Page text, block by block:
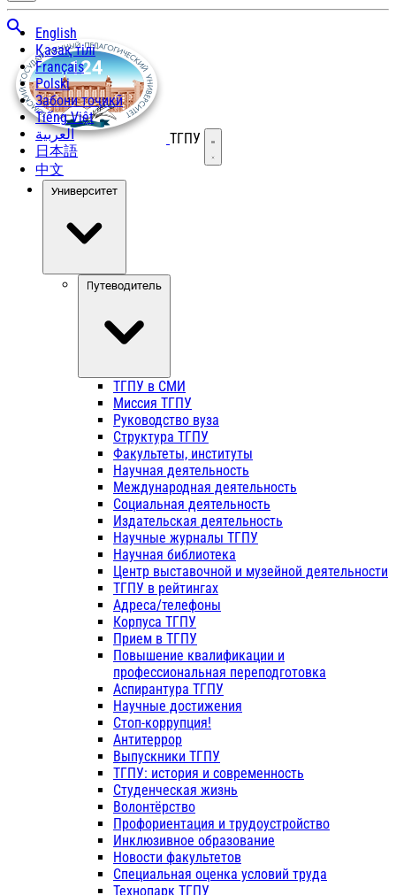
English
Қазақ тілі
Français
Polski
Забони тоҷикӣ
Tiếng Việt
العربية
日本語
中文
ТГПУ Открыть меню
Университет
Путеводитель
ТГПУ в СМИ
Миссия ТГПУ
Руководство вуза
Структура ТГПУ
Факультеты, институты
Научная деятельность
Международная деятельность
Социальная деятельность
Издательская деятельность
Научные журналы ТГПУ
Научная библиотека
Центр выставочной и музейной деятельности
ТГПУ в рейтингах
Адреса/телефоны
Корпуса ТГПУ
Прием в ТГПУ
Повышение квалификации и
профессиональная переподготовка
Аспирантура ТГПУ
Научные достижения
Стоп-коррупция!
Антитеррор
Выпускники ТГПУ
ТГПУ: история и современность
Студенческая жизнь
Волонтёрство
Профориентация и трудоустройство
Инклюзивное образование
Новости факультетов
Специальная оценка условий труда
Технопарк ТГПУ